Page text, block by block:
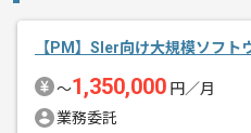
ご経
【PM】Sler向け大規模ソフト
〜1,350,000 円／月
業務委託